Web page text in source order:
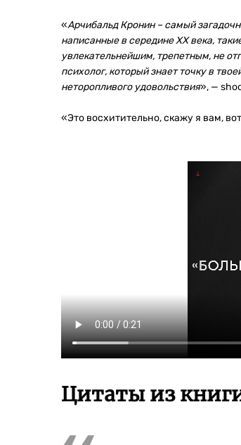
«Арчибальд Кронин – самый
написанные в середине ХХ века,
увлекательнейшим, трепетным, не
психолог, который знает точку в
неторопливого удовольствия», —
«Это восхитительно, скажу я вам,
Цитаты из